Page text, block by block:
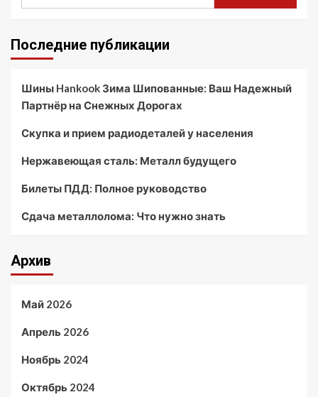
Последние публикации
Шины Hankook Зима Шипованные: Ваш Надежный
Партнёр на Снежных Дорогах
Скупка и прием радиодеталей у населения
Нержавеющая сталь: Металл будущего
Билеты ПДД: Полное руководство
Сдача металлолома: Что нужно знать
Архив
Май 2026
Апрель 2026
Ноябрь 2024
Октябрь 2024